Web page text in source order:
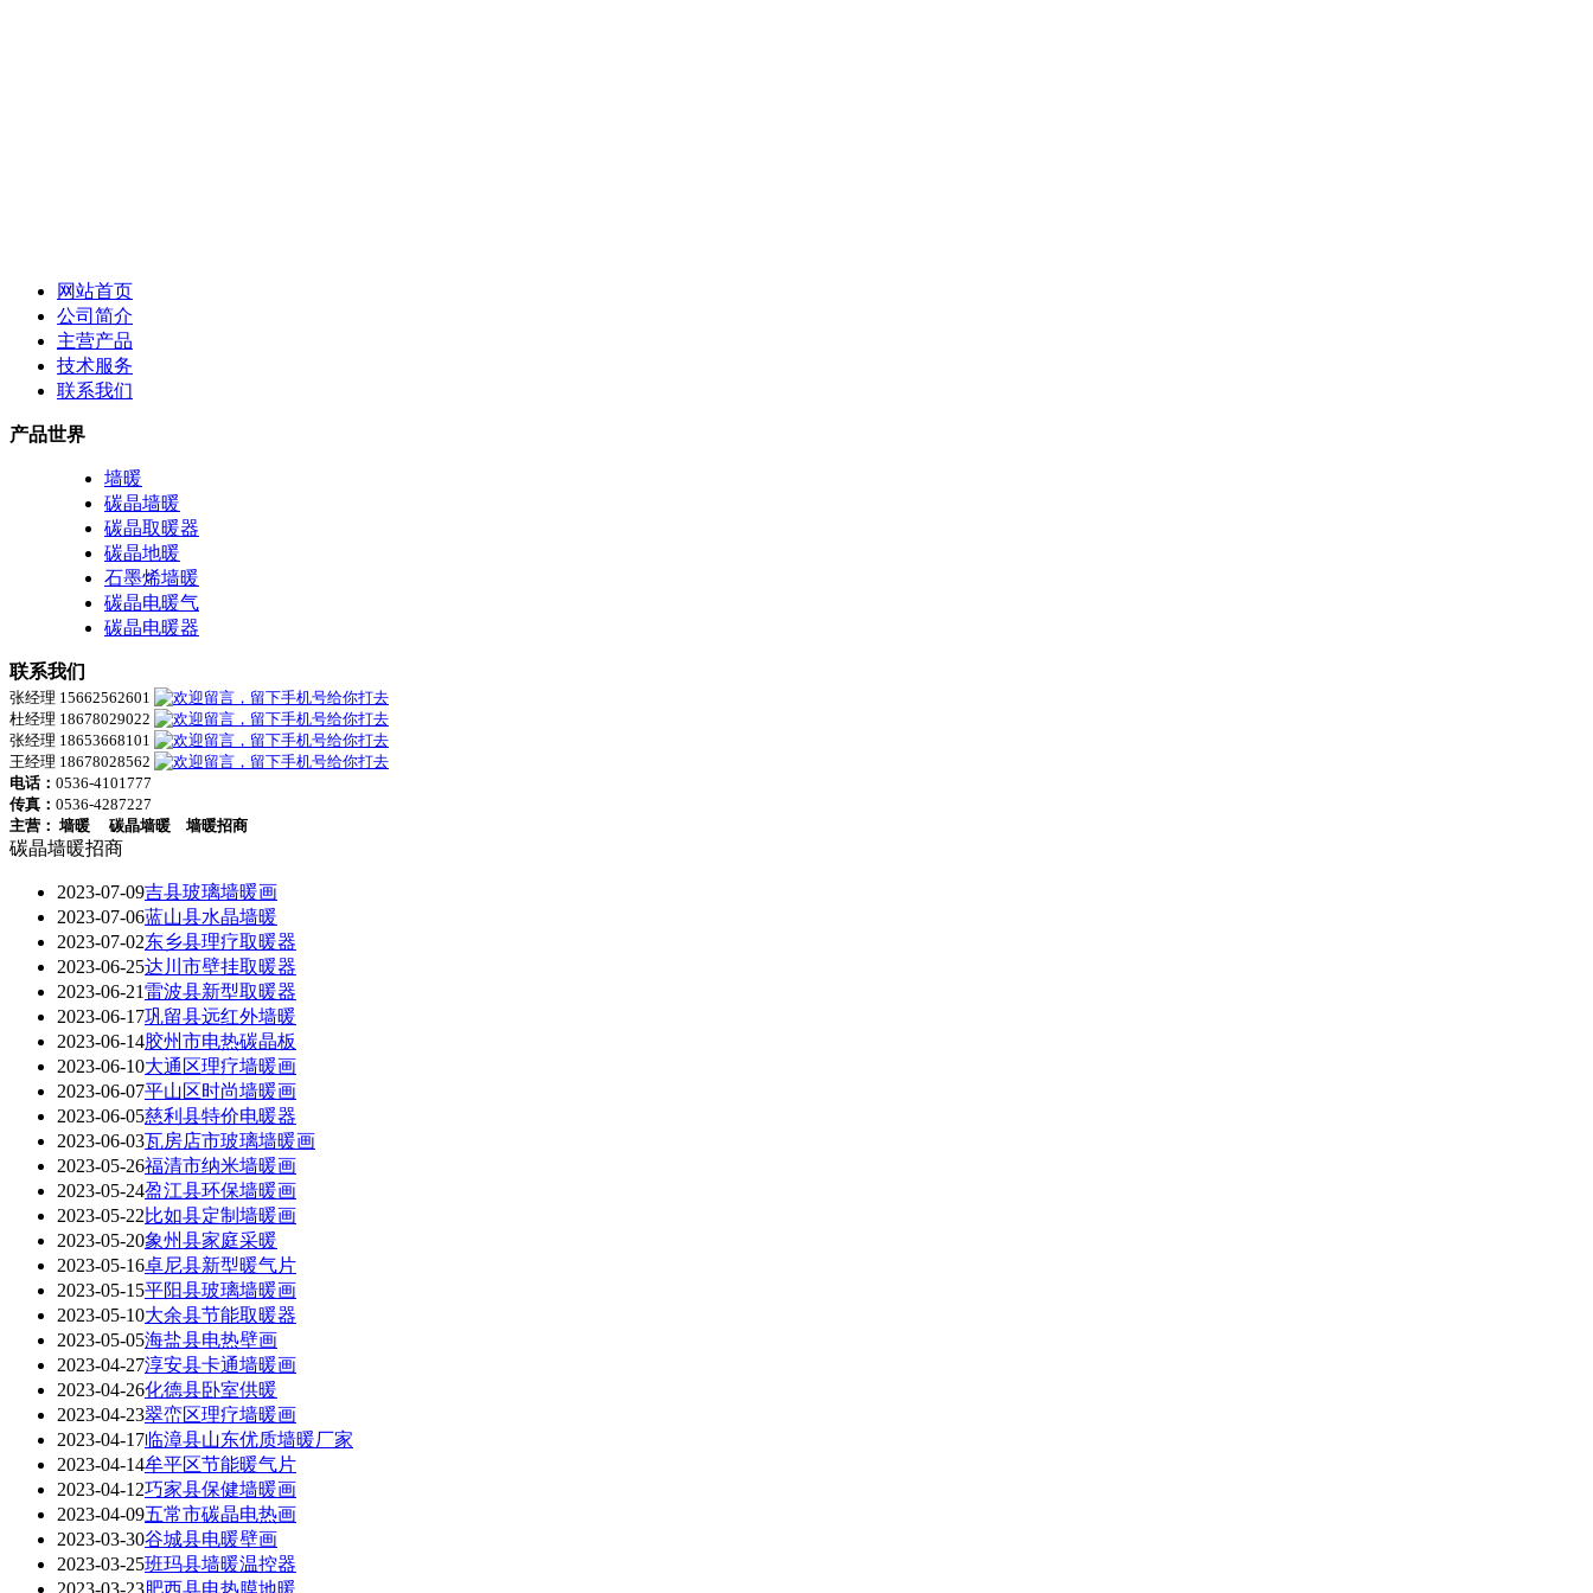
网站首页
公司简介
主营产品
技术服务
联系我们
产品世界
墙暖
碳晶墙暖
碳晶取暖器
碳晶地暖
石墨烯墙暖
碳晶电暖气
碳晶电暖器
联系我们
张经理 15662562601
杜经理 18678029022
张经理 18653668101
王经理 18678028562
电话： 0536-4101777
传真： 0536-4287227
主营： 墙暖 碳晶墙暖 墙暖招商
碳晶墙暖招商
2023-07-09吉县玻璃墙暖画
2023-07-06蓝山县水晶墙暖
2023-07-02东乡县理疗取暖器
2023-06-25达川市壁挂取暖器
2023-06-21雷波县新型取暖器
2023-06-17巩留县远红外墙暖
2023-06-14胶州市电热碳晶板
2023-06-10大通区理疗墙暖画
2023-06-07平山区时尚墙暖画
2023-06-05慈利县特价电暖器
2023-06-03瓦房店市玻璃墙暖画
2023-05-26福清市纳米墙暖画
2023-05-24盈江县环保墙暖画
2023-05-22比如县定制墙暖画
2023-05-20象州县家庭采暖
2023-05-16卓尼县新型暖气片
2023-05-15平阳县玻璃墙暖画
2023-05-10大余县节能取暖器
2023-05-05海盐县电热壁画
2023-04-27淳安县卡通墙暖画
2023-04-26化德县卧室供暖
2023-04-23翠峦区理疗墙暖画
2023-04-17临漳县山东优质墙暖厂家
2023-04-14牟平区节能暖气片
2023-04-12巧家县保健墙暖画
2023-04-09五常市碳晶电热画
2023-03-30谷城县电暖壁画
2023-03-25班玛县墙暖温控器
2023-03-23肥西县电热膜地暖